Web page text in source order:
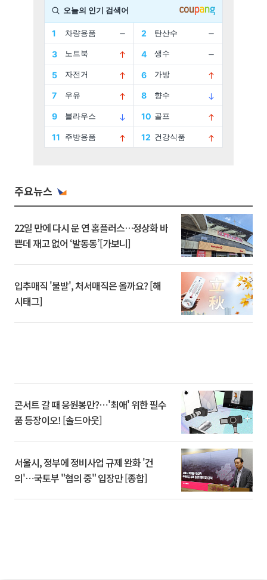
주요뉴스
22일 만에 다시 문 연 홈플러스…정상화 바
쁜데 재고 없어 ‘발동동’[가보니]
입추매직 '불발', 처서매직은 올까요? [해
시태그]
콘서트 갈 때 응원봉만?⋯'최애' 위한 필수
품 등장이오! [솔드아웃]
서울시, 정부에 정비사업 규제 완화 '건
의'⋯국토부 "협의 중" 입장만 [종합]